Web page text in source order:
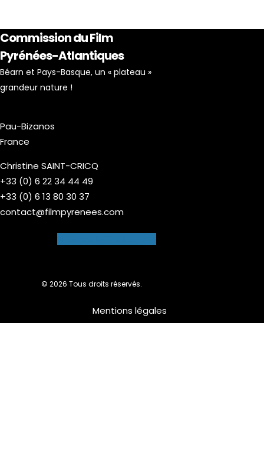
Commission du Film
Pyrénées-Atlantiques
Béarn et Pays-Basque, un « plateau »
grandeur nature !
Pau-Bizanos
France
Christine SAINT-CRICQ
+33 (0) 6 22 34 44 49
+33 (0) 6 13 80 30 37
contact@filmpyrenees.com
© 2026 Tous droits réservés.
Mentions légales